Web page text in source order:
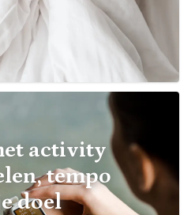
activity
tempo
doel